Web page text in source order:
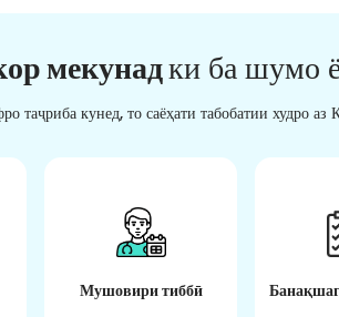
мекунадки ба шумо
таҷриба кунед, то саёҳати табобатии худро
Мушовири тиббӣ